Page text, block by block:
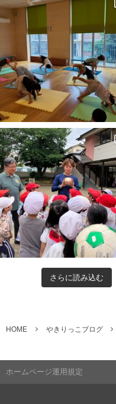
さらに読み込む
HOME やきりっこブログ
ホームページ運用規定